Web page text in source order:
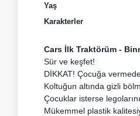
Yaş
Karakterler
Cars İlk Traktörüm -
Sür ve keşfet!
DİKKAT! Çocuğa
Koltuğun altında gizli
Çocuklar isterse
Mükemmel plastik